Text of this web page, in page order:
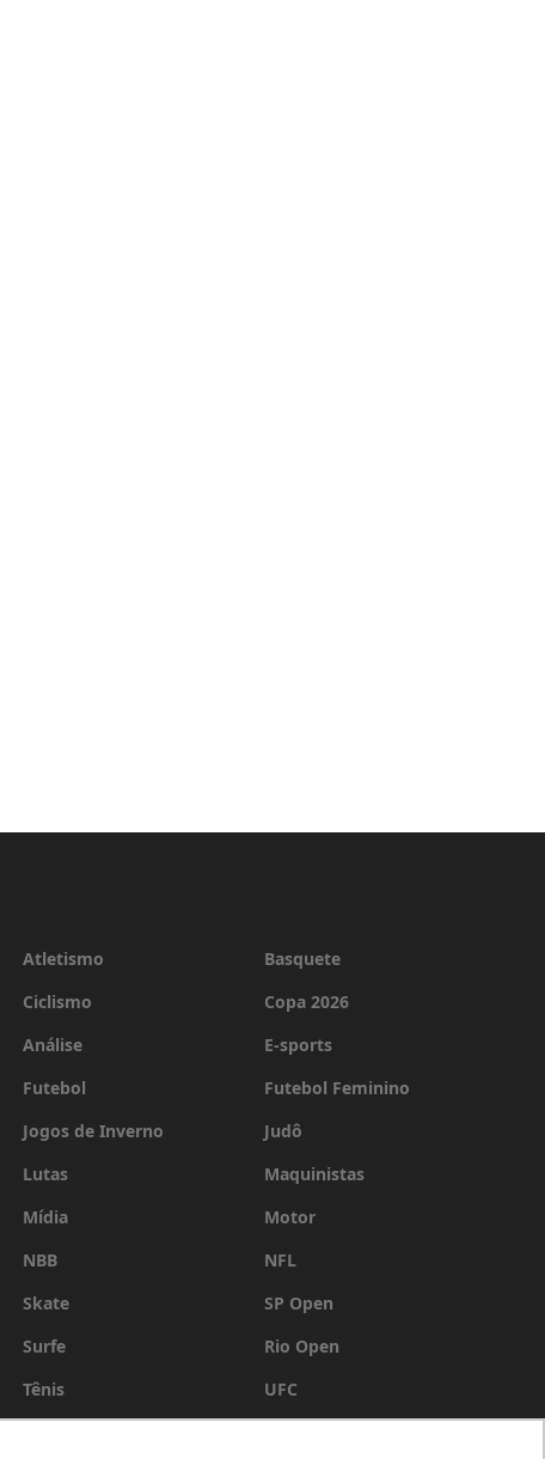
Atletismo
Basquete
Ciclismo
Copa 2026
Análise
E-sports
Futebol
Futebol Feminino
Jogos de Inverno
Judô
Lutas
Maquinistas
Mídia
Motor
NBB
NFL
Skate
SP Open
Surfe
Rio Open
Tênis
UFC